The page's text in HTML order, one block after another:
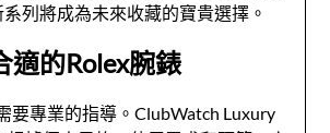
列將成為未來收藏的寶貴選擇。
適的Rolex腕錶
要專業的指導。ClubWatch Luxury